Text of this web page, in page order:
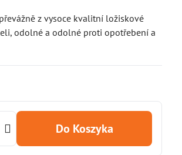
z vysoce kvalitní ložiskové
odolné a odolné proti opotřebení a
Do Koszyka